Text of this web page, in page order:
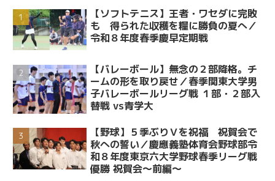
【ソフトテニス】王者・ワセダに完敗
も 得られた収穫を糧に勝負の夏へ／
令和８年度春季慶早定期戦
【バレーボール】無念の２部降格。チ
ームの形を取り戻せ／春季関東大学男
子バレーボールリーグ戦 １部・２部入
替戦 vs青学大
【野球】５季ぶりＶを祝福 祝賀会で
秋への誓い／慶應義塾体育会野球部令
和８年度東京六大学野球春季リーグ戦
優勝 祝賀会～前編～